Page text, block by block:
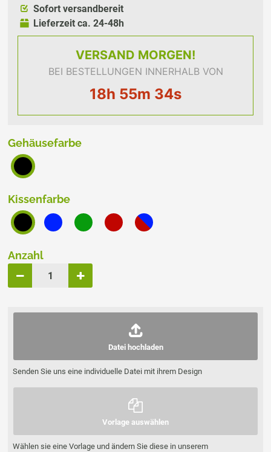
Sofort versandbereit
Lieferzeit ca. 24-48h
VERSAND MORGEN!
BEI BESTELLUNGEN INNERHALB VON
18h 55m 34s
Gehäusefarbe
Kissenfarbe
Anzahl
Datei hochladen
Senden Sie uns eine individuelle Datei mit ihrem Design
Vorlage auswählen
Wählen sie eine Vorlage und ändern Sie diese in unserem